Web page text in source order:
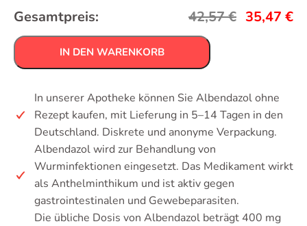
Gesamtpreis: 42,57€ 35,47 €
IN DEN WARENKORB
In unserer Apotheke können Sie Albendazol ohne
Rezept kaufen, mit Lieferung in 5–14 Tagen in den
Deutschland. Diskrete und anonyme Verpackung.
Albendazol wird zur Behandlung von
Wurminfektionen eingesetzt. Das Medikament wirkt
als Anthelminthikum und ist aktiv gegen
gastrointestinalen und Gewebeparasiten.
Die übliche Dosis von Albendazol beträgt 400 mg